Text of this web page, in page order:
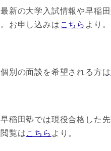
最新の大学入試情報や早稲
。お申し込みは こちら より。
個別の面談を希望される方は
早稲田塾では現役合格した
閲覧はこちら より。